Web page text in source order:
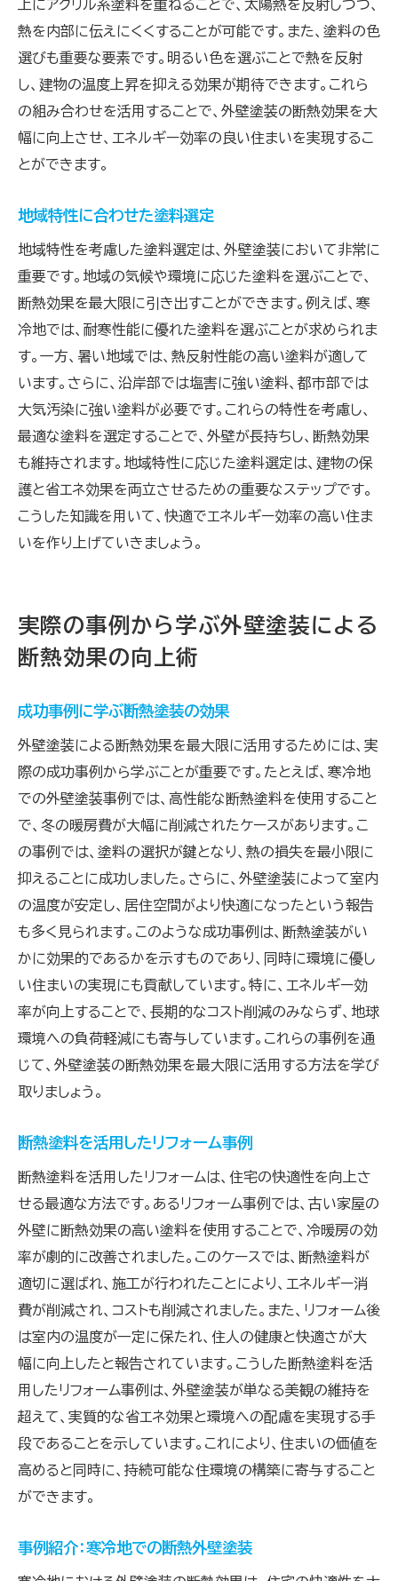
上にアクリル系塗料を重ねることで、太陽熱を反射しつつ、
熱を内部に伝えにくくすることが可能です。また、塗料の色
選びも重要な要素です。明るい色を選ぶことで熱を反射
し、建物の温度上昇を抑える効果が期待できます。これら
の組み合わせを活用することで、外壁塗装の断熱効果を大
幅に向上させ、エネルギー効率の良い住まいを実現するこ
とができます。
地域特性に合わせた塗料選定
地域特性を考慮した塗料選定は、外壁塗装において非常に
重要です。地域の気候や環境に応じた塗料を選ぶことで、
断熱効果を最大限に引き出すことができます。例えば、寒
冷地では、耐寒性能に優れた塗料を選ぶことが求められま
す。一方、暑い地域では、熱反射性能の高い塗料が適して
います。さらに、沿岸部では塩害に強い塗料、都市部では
大気汚染に強い塗料が必要です。これらの特性を考慮し、
最適な塗料を選定することで、外壁が長持ちし、断熱効果
も維持されます。地域特性に応じた塗料選定は、建物の保
護と省エネ効果を両立させるための重要なステップです。
こうした知識を用いて、快適でエネルギー効率の高い住ま
いを作り上げていきましょう。
実際の事例から学ぶ外壁塗装による
断熱効果の向上術
成功事例に学ぶ断熱塗装の効果
外壁塗装による断熱効果を最大限に活用するためには、実
際の成功事例から学ぶことが重要です。たとえば、寒冷地
での外壁塗装事例では、高性能な断熱塗料を使用すること
で、冬の暖房費が大幅に削減されたケースがあります。こ
の事例では、塗料の選択が鍵となり、熱の損失を最小限に
抑えることに成功しました。さらに、外壁塗装によって室内
の温度が安定し、居住空間がより快適になったという報告
も多く見られます。このような成功事例は、断熱塗装がい
かに効果的であるかを示すものであり、同時に環境に優し
い住まいの実現にも貢献しています。特に、エネルギー効
率が向上することで、長期的なコスト削減のみならず、地球
環境への負荷軽減にも寄与しています。これらの事例を通
じて、外壁塗装の断熱効果を最大限に活用する方法を学び
取りましょう。
断熱塗料を活用したリフォーム事例
断熱塗料を活用したリフォームは、住宅の快適性を向上さ
せる最適な方法です。あるリフォーム事例では、古い家屋の
外壁に断熱効果の高い塗料を使用することで、冷暖房の効
率が劇的に改善されました。このケースでは、断熱塗料が
適切に選ばれ、施工が行われたことにより、エネルギー消
費が削減され、コストも削減されました。また、リフォーム後
は室内の温度が一定に保たれ、住人の健康と快適さが大
幅に向上したと報告されています。こうした断熱塗料を活
用したリフォーム事例は、外壁塗装が単なる美観の維持を
超えて、実質的な省エネ効果と環境への配慮を実現する手
段であることを示しています。これにより、住まいの価値を
高めると同時に、持続可能な住環境の構築に寄与すること
ができます。
事例紹介：寒冷地での断熱外壁塗装